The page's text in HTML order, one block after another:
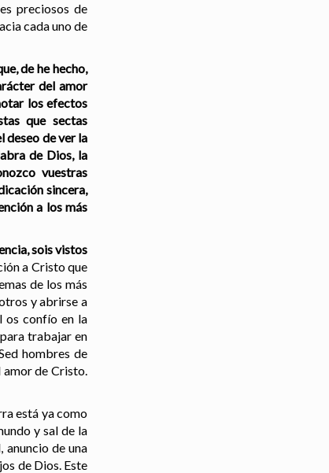
preciosos de
cada uno de
de he hecho,
del amor
los efectos
que sectas
deseo de ver la
de Dios, la
vuestras
sincera,
a los más
sois vistos
a Cristo que
de los más
y abrirse a
os confío en la
trabajar en
hombres de
amor de Cristo.
está ya como
y sal de la
de una
de Dios. Este